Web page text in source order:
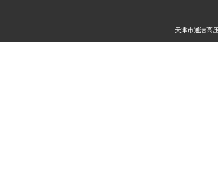
天津市通洁高